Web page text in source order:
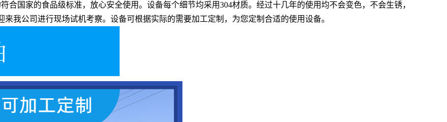
合国家的食品级标准，放心安全使用。设备每个细节均采用304材质。经过十几年的使用均不会变色，不会生锈，
我公司进行现场试机考察。设备可根据实际的需要加工定制，为您定制合适的使用设备。